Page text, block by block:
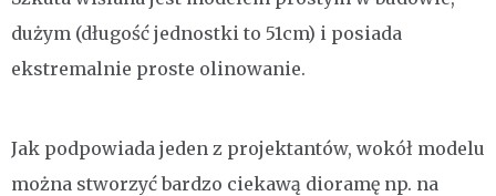
dużym (długość jednostki to 51cm) i posiada
ekstremalnie proste olinowanie.
Jak podpowiada jeden z projektantów, wokół modelu
można stworzyć bardzo ciekawą dioramę np. na